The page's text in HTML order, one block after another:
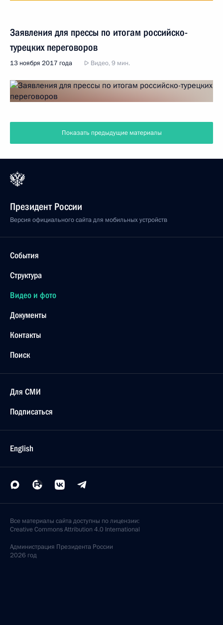
Заявления для прессы по итогам российско-
турецких переговоров
13 ноября 2017 года Видео, 9 мин.
Показать предыдущие материалы
Президент России
Версия официального сайта для мобильных устройств
События
Структура
Видео и фото
Документы
Контакты
Поиск
Для СМИ
Подписаться
English
Все материалы сайта доступны по лицензии:
Creative Commons Attribution 4.0 International
Администрация Президента России
2026 год